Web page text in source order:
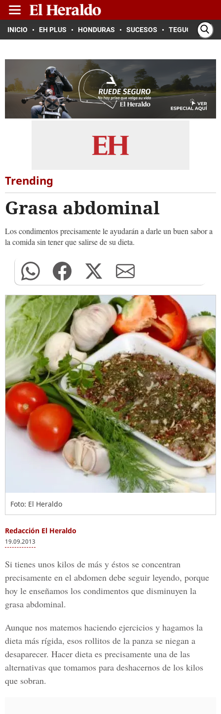
INICIO EH PLUS HONDURAS SUCESOS TEGUCIGALPA
Trending
Grasa abdominal
Los condimentos precisamente le ayudarán a darle un buen sabor a
la comida sin tener que salirse de su dieta.
Foto: El Heraldo
Redacción El Heraldo
19.09.2013
Si tienes unos kilos de más y éstos se concentran
precisamente en el abdomen debe seguir leyendo, porque
hoy le enseñamos los condimentos que disminuyen la
grasa abdominal.
Aunque nos matemos haciendo ejercicios y hagamos la
dieta más rígida, esos rollitos de la panza se niegan a
desaparecer. Hacer dieta es precisamente una de las
alternativas que tomamos para deshacernos de los kilos
que sobran.